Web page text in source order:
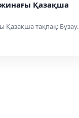
Қазақша
Қазақша тақпақ: